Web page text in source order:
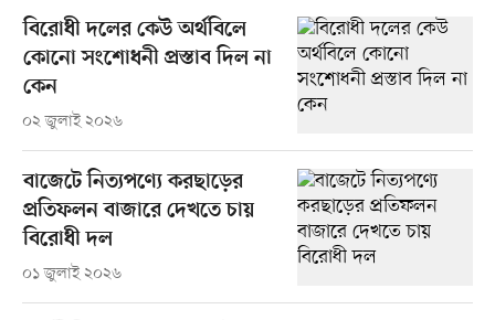
বিরোধী দলের কেউ অর্থবিলে
কোনো সংশোধনী প্রস্তাব দিল না
কেন
০২ জুলাই ২০২৬
বাজেটে নিত্যপণ্যে করছাড়ের
প্রতিফলন বাজারে দেখতে চায়
বিরোধী দল
০১ জুলাই ২০২৬